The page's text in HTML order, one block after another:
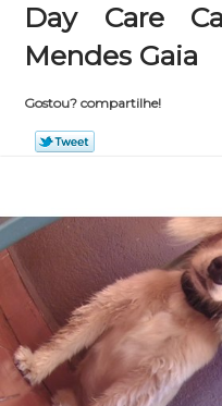
Day Care
Mendes Gaia
Gostou? compartilhe!